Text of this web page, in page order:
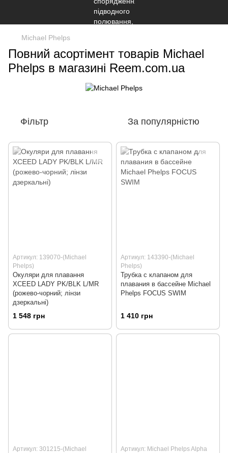
Michael Phelps
Повний асортімент товарів Michael
Phelps в магазині Reem.com.ua
Фільтр За популярністю
Артикул: 139070-(Michael
Phelps)
Окуляри для плавання
XCEED LADY PK/BLK L/MR
(рожево-чорний; лінзи
дзеркальні)
1 548 грн
Артикул: 143390-(Michael
Phelps)
Трубка с клапаном для
плавания в бассейне Michael
Phelps FOCUS SWIM
1 410 грн
Артикул: 301215-(Michael
Артикул: Michael Phelps Alpha